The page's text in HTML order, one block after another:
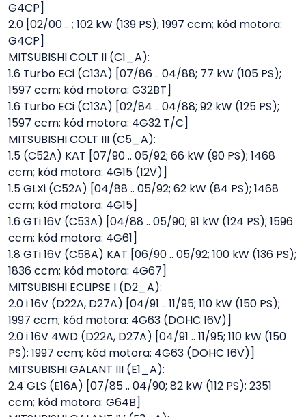
G4CP]
2.0 [02/00 .. ; 102 kW (139 PS); 1997 ccm; kód motora:
G4CP]
MITSUBISHI COLT II (C1_A):
1.6 Turbo ECi (C13A) [07/86 .. 04/88; 77 kW (105 PS);
1597 ccm; kód motora: G32BT]
1.6 Turbo ECi (C13A) [02/84 .. 04/88; 92 kW (125 PS);
1597 ccm; kód motora: 4G32 T/C]
MITSUBISHI COLT III (C5_A):
1.5 (C52A) KAT [07/90 .. 05/92; 66 kW (90 PS); 1468
ccm; kód motora: 4G15 (12V)]
1.5 GLXi (C52A) [04/88 .. 05/92; 62 kW (84 PS); 1468
ccm; kód motora: 4G15]
1.6 GTi 16V (C53A) [04/88 .. 05/90; 91 kW (124 PS); 1596
ccm; kód motora: 4G61]
1.8 GTi 16V (C58A) KAT [06/90 .. 05/92; 100 kW (136 PS);
1836 ccm; kód motora: 4G67]
MITSUBISHI ECLIPSE I (D2_A):
2.0 i 16V (D22A, D27A) [04/91 .. 11/95; 110 kW (150 PS);
1997 ccm; kód motora: 4G63 (DOHC 16V)]
2.0 i 16V 4WD (D22A, D27A) [04/91 .. 11/95; 110 kW (150
PS); 1997 ccm; kód motora: 4G63 (DOHC 16V)]
MITSUBISHI GALANT III (E1_A):
2.4 GLS (E16A) [07/85 .. 04/90; 82 kW (112 PS); 2351
ccm; kód motora: G64B]